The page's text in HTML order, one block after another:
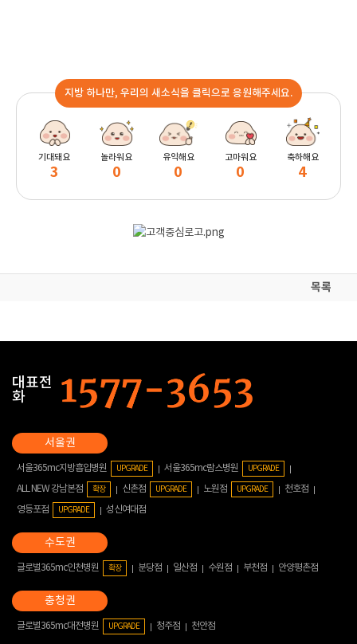
지방 하나만, 우리의 새소식을 클릭으로 응원해주세요.
기대돼요
3
놀라워요
0
유익해요
0
고마워요
0
축하해요
4
목록
대표전
화
서울365mc지방흡입병원 UPGRADE 서울365mc람스병원 UPGRADE
ALL NEW 강남본점 확장 신촌점 UPGRADE 노원점 UPGRADE
천호점
영등포점
UPGRADE 성신여대점
글로벌365mc인천병원 확장 분당점 일산점 수원점 부천점 안양평촌점
글로벌365mc대전병원 UPGRADE 청주점 천안점